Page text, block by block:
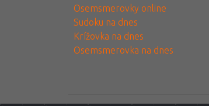
Osemsmerovky online
Sudoku na dnes
Krížovka na dnes
Osemsmerovka na dnes